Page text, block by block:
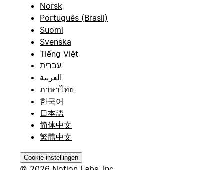
Norsk
Português (Brasil)
Suomi
Svenska
Tiếng Việt
עברית
العربية
ภาษาไทย
한국어
日本語
简体中文
繁體中文
Cookie-instellingen